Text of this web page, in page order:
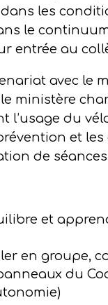
les
le
entrée au
avec le
ministère
du
et
de séances
et
en groupe,
du